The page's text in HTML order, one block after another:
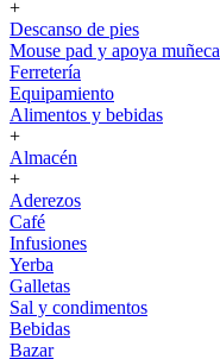
+
Descanso de pies
Mouse pad y apoya muñeca
Ferretería
Equipamiento
Alimentos y bebidas
+
Almacén
+
Aderezos
Café
Infusiones
Yerba
Galletas
Sal y condimentos
Bebidas
Bazar